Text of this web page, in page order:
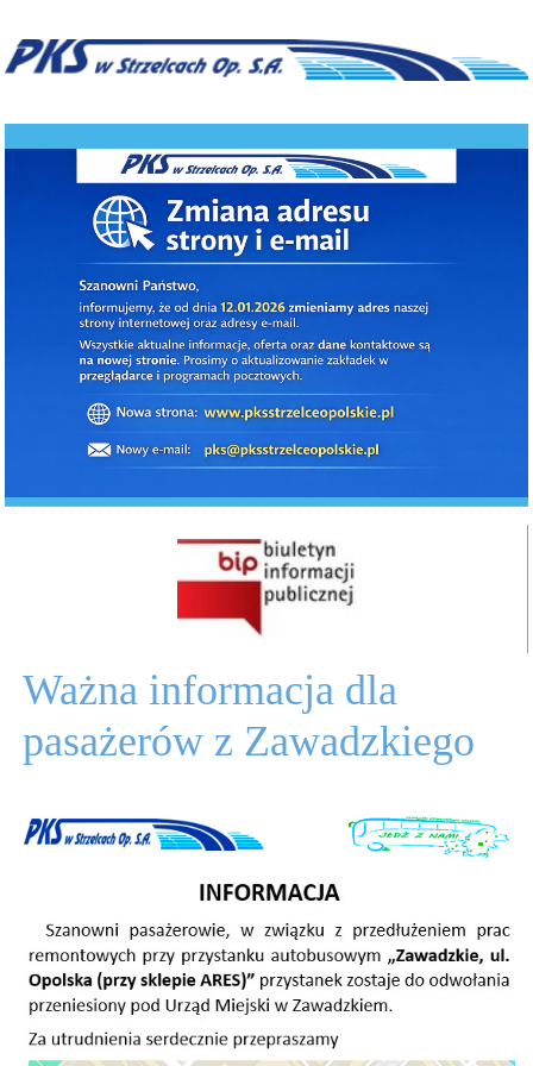
Ważna informacja dla
pasażerów z Zawadzkiego